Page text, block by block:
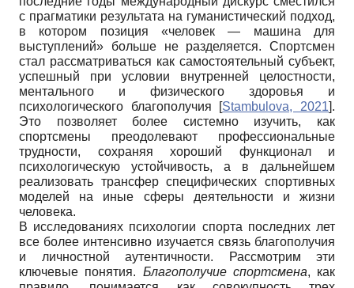
с прагматики результата на гуманистический подход,
в котором позиция «человек — машина для
выступлений» больше не разделяется. Спортсмен
стал рассматриваться как самостоятельный субъект,
успешный при условии внутренней целостности,
ментального и физического здоровья и
психологического благополучия [Stambulova, 2021].
Это позволяет более системно изучить, как
спортсмены преодолевают профессиональные
трудности, сохраняя хороший функционал и
психологическую устойчивость, а в дальнейшем
реализовать трансфер специфических спортивных
моделей на иные сферы деятельности и жизни
человека.
В исследованиях психологии спорта последних лет
все более интенсивно изучается связь благополучия
и личностной аутентичности. Рассмотрим эти
ключевые понятия. Благополучие спортсмена, как